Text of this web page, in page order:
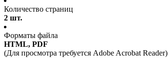
Количество страниц
2 шт.
Форматы файла
HTML, PDF
(Для просмотра требуется Adobe Acrobat Reader)